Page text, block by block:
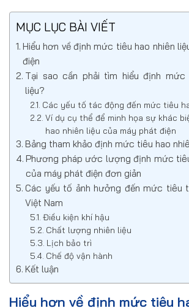
MỤC LỤC BÀI VIẾT
Hiểu hơn về định mức tiêu hao nhiên
điện
Tại sao cần phải tìm hiểu định mức
liệu?
Các yếu tố tác động đến mức tiêu
Ví dụ cụ thể để minh họa sự khác
hao nhiên liệu của máy phát điện
Bảng tham khảo định mức tiêu hao
Phương pháp ước lượng định mức
của máy phát điện đơn giản
Các yếu tố ảnh hưởng đến mức tiêu
Việt Nam
Điều kiện khí hậu
Chất lượng nhiên liệu
Lịch bảo trì
Chế độ vận hành
Kết luận
Hiểu hơn về định mức tiêu